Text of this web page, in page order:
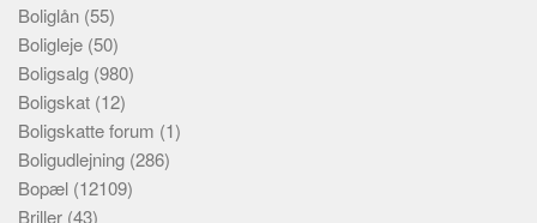
Boliglån (55)
Boligleje (50)
Boligsalg (980)
Boligskat (12)
Boligskatte forum (1)
Boligudlejning (286)
Bopæl (12109)
Briller (43)